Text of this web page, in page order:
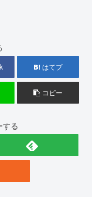
はてブ
コピー
する